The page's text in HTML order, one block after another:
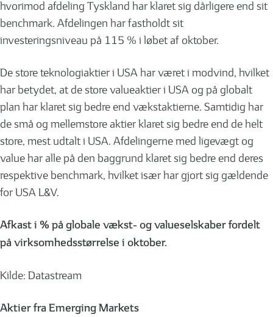
hvorimod afdeling Tyskland har klaret sig dårligere end sit
benchmark. Afdelingen har fastholdt sit
investeringsniveau på 115 % i løbet af oktober.
De store teknologiaktier i USA har været i modvind, hvilket
har betydet, at de store valueaktier i USA og på globalt
plan har klaret sig bedre end vækstaktierne. Samtidig har
de små og mellemstore aktier klaret sig bedre end de helt
store, mest udtalt i USA. Afdelingerne med ligevægt og
value har alle på den baggrund klaret sig bedre end deres
respektive benchmark, hvilket især har gjort sig gældende
for USA L&V.
Afkast i % på globale vækst- og valueselskaber fordelt
på virksomhedsstørrelse i oktober.
Kilde: Datastream
Aktier fra Emerging Markets